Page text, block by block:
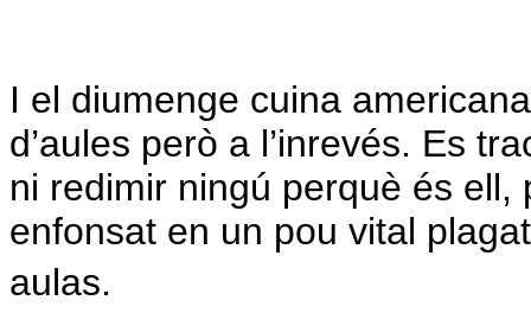
I el diumenge cuina
d’aules però a l’inrevés. Es
ni redimir ningú perquè és
enfonsat en un pou vital
aulas.